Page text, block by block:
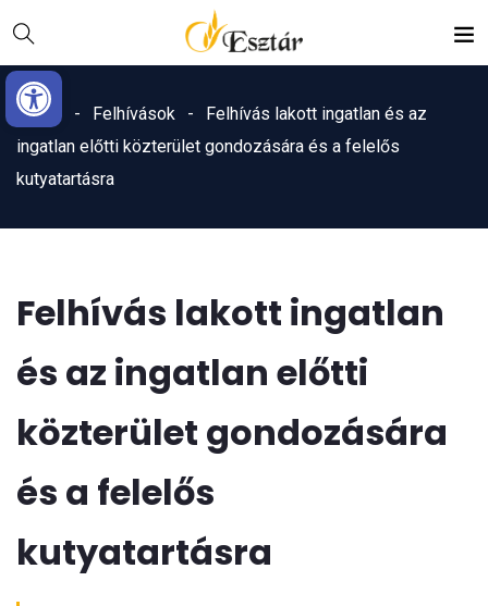
Eszköztár megnyitása
Content
navigációhoz
Home
Felhívások
Felhívás lakott ingatlan és az
ingatlan előtti közterület gondozására és a felelős
kutyatartásra
Felhívás lakott ingatlan
és az ingatlan előtti
közterület gondozására
és a felelős
kutyatartásra